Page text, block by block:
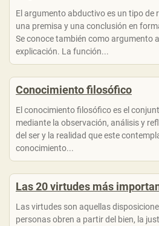
El argumento abductivo es un tipo de
una premisa y una conclusión en
Se conoce también como argumento
explicación. La función...
Conocimiento filosófico
El conocimiento filosófico es el
mediante la observación, análisis y
del ser y la realidad que este
conocimiento...
Las 20 virtudes más
Las virtudes son aquellas
personas obren a partir del bien, la